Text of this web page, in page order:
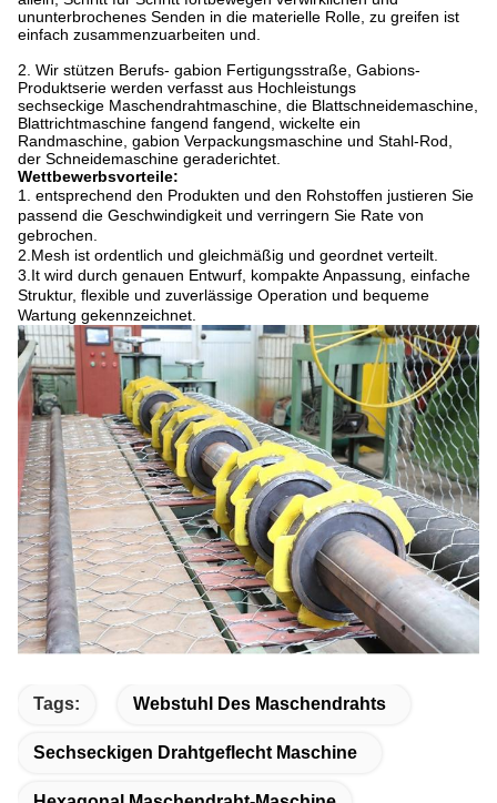
ununterbrochenes Senden in die materielle Rolle, zu greifen ist
einfach zusammenzuarbeiten und.
2. Wir stützen Berufs- gabion Fertigungsstraße, Gabions-
Produktserie werden verfasst aus Hochleistungs
sechseckige Maschendrahtmaschine, die Blattschneidemaschine,
Blattrichtmaschine fangend fangend, wickelte ein
Randmaschine, gabion Verpackungsmaschine und Stahl-Rod,
der Schneidemaschine geraderichtet.
Wettbewerbsvorteile:
1. entsprechend den Produkten und den Rohstoffen justieren Sie
passend die Geschwindigkeit und verringern Sie Rate von
gebrochen.
2.Mesh ist ordentlich und gleichmäßig und geordnet verteilt.
3.It wird durch genauen Entwurf, kompakte Anpassung, einfache
Struktur, flexible und zuverlässige Operation und bequeme
Wartung gekennzeichnet.
Tags: Webstuhl Des Maschendrahts
Sechseckigen Drahtgeflecht Maschine